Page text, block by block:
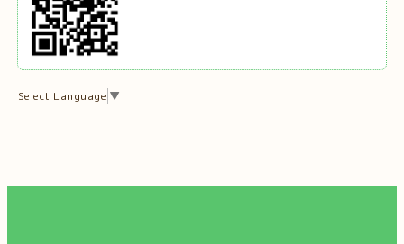
Select Language ▼